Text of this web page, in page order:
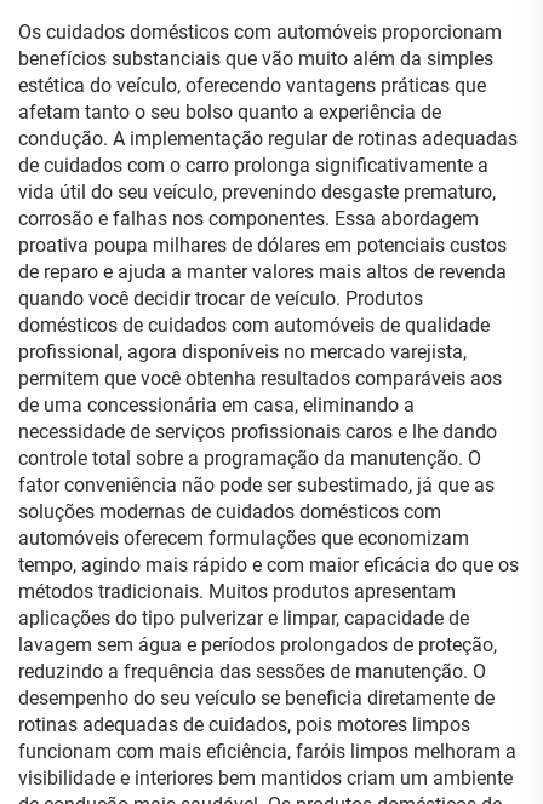
Os cuidados domésticos com automóveis proporcionam
benefícios substanciais que vão muito além da simples
estética do veículo, oferecendo vantagens práticas que
afetam tanto o seu bolso quanto a experiência de
condução. A implementação regular de rotinas adequadas
de cuidados com o carro prolonga significativamente a
vida útil do seu veículo, prevenindo desgaste prematuro,
corrosão e falhas nos componentes. Essa abordagem
proativa poupa milhares de dólares em potenciais custos
de reparo e ajuda a manter valores mais altos de revenda
quando você decidir trocar de veículo. Produtos
domésticos de cuidados com automóveis de qualidade
profissional, agora disponíveis no mercado varejista,
permitem que você obtenha resultados comparáveis aos
de uma concessionária em casa, eliminando a
necessidade de serviços profissionais caros e lhe dando
controle total sobre a programação da manutenção. O
fator conveniência não pode ser subestimado, já que as
soluções modernas de cuidados domésticos com
automóveis oferecem formulações que economizam
tempo, agindo mais rápido e com maior eficácia do que os
métodos tradicionais. Muitos produtos apresentam
aplicações do tipo pulverizar e limpar, capacidade de
lavagem sem água e períodos prolongados de proteção,
reduzindo a frequência das sessões de manutenção. O
desempenho do seu veículo se beneficia diretamente de
rotinas adequadas de cuidados, pois motores limpos
funcionam com mais eficiência, faróis limpos melhoram a
visibilidade e interiores bem mantidos criam um ambiente